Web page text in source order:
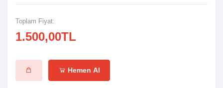
Toplam Fiyat:
1.500,00TL
Hemen Al